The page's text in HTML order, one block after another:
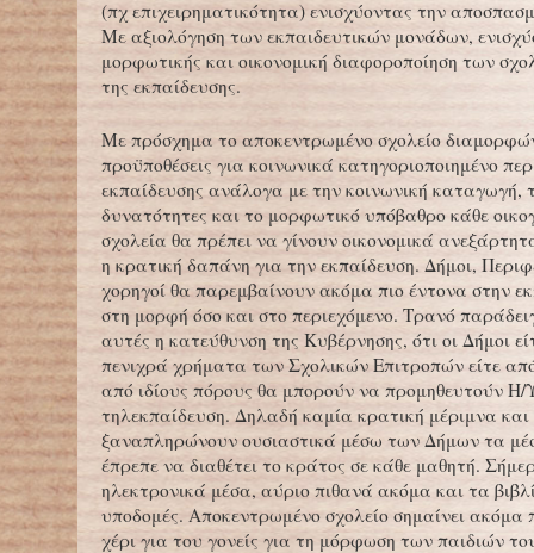
(πχ επιχειρηματικότητα) ενισχύοντας την
Με αξιολόγηση των εκπαιδευτικών μονάδων,
μορφωτικής και οικονομική διαφοροποίηση των
της εκπαίδευσης.
Με πρόσχημα το αποκεντρωμένο σχολείο
προϋποθέσεις για κοινωνικά κατηγοριοποιημένο
εκπαίδευσης ανάλογα με την κοινωνική καταγωγή,
δυνατότητες και το μορφωτικό υπόβαθρο κάθε
σχολεία θα πρέπει να γίνουν οικονομικά
η κρατική δαπάνη για την εκπαίδευση. Δήμοι,
χορηγοί θα παρεμβαίνουν ακόμα πιο έντονα στην
στη μορφή όσο και στο περιεχόμενο. Τρανό
αυτές η κατεύθυνση της Κυβέρνησης, ότι οι Δήμοι
πενιχρά χρήματα των Σχολικών Επιτροπών είτε
από ιδίους πόρους θα μπορούν να προμηθευτούν Η/
τηλεκπαίδευση. Δηλαδή καμία κρατική μέριμνα και
ξαναπληρώνουν ουσιαστικά μέσω των Δήμων τα
έπρεπε να διαθέτει το κράτος σε κάθε μαθητή.
ηλεκτρονικά μέσα, αύριο πιθανά ακόμα και τα
υποδομές. Αποκεντρωμένο σχολείο σημαίνει ακόμα
χέρι για του γονείς για τη μόρφωση των παιδιών